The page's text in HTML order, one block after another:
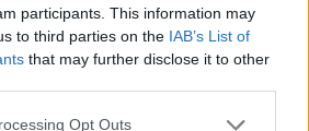
participants. This information may
to third parties on the IAB’s List of
that may further disclose it to other
Opt Outs